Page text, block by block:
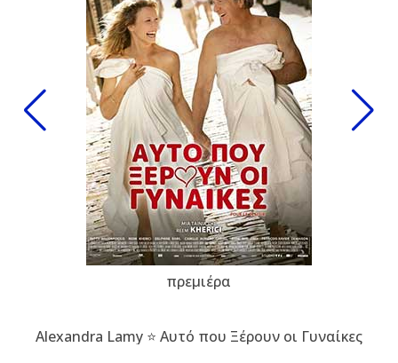
πρεμιέρα
Alexandra Lamy ⭐ Αυτό που Ξέρουν οι Γυναίκες